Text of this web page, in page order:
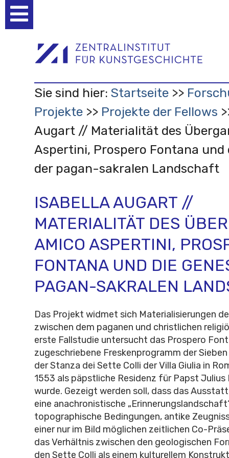
Werkzeuge
Sie sind hier: Startseite
Projekte
Projekte der Fellows
Augart // Materialität des
Aspertini, Prospero Fontana und
der pagan-sakralen Landschaft
ISABELLA AUGART //
MATERIALITÄT DES
AMICO ASPERTINI,
FONTANA UND DIE
PAGAN-SAKRALEN
Das Projekt widmet sich Materialisierungen
zwischen dem paganen und christlichen
erste Fallstudie untersucht das Prospero
zugeschriebene Freskenprogramm der
der Stanza dei Sette Colli der Villa Giulia in
1553 als päpstliche Residenz für Papst
wurde. Gezeigt werden soll, dass das
eine anachronistische
topographische Bedingungen, antike
einer nur im Bild möglichen zeitlichen Co-
das Verhältnis zwischen den geologischen
den Sette Colli als einem kulturellem